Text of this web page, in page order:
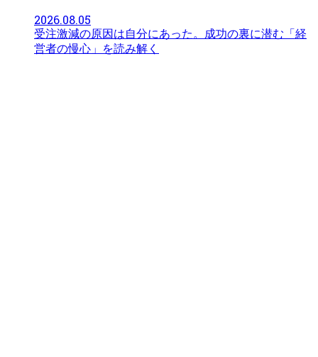
2026.08.05
受注激減の原因は自分にあった。成功の裏に潜む「経
営者の慢心」を読み解く